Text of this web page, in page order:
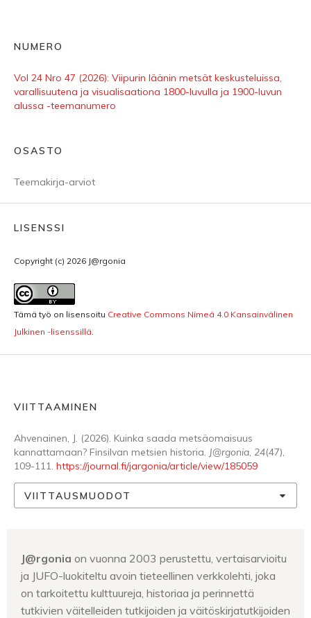
NUMERO
Vol 24 Nro 47 (2026): Viipurin läänin metsät keskusteluissa,
varallisuutena ja visualisaationa 1800-luvulla ja 1900-luvun
alussa -teemanumero
OSASTO
Teemakirja-arviot
LISENSSI
Copyright (c) 2026 J@rgonia
Tämä työ on lisensoitu Creative Commons Nimeä 4.0 Kansainvälinen
Julkinen -lisenssillä.
VIITTAAMINEN
Ahvenainen, J. (2026). Kuinka saada metsäomaisuus
kannattamaan? Finsilvan metsien historia. J@rgonia, 24(47),
109-111. https://journal.fi/jargonia/article/view/185059
VIITTAUSMUODOT
J@rgonia on vuonna 2003 perustettu, vertaisarvioitu
ja JUFO-luokiteltu avoin tieteellinen verkkolehti, joka
on tarkoitettu kulttuureja, historiaa ja perinnettä
tutkivien väitelleiden tutkijoiden ja väitöskirjatutkijoiden